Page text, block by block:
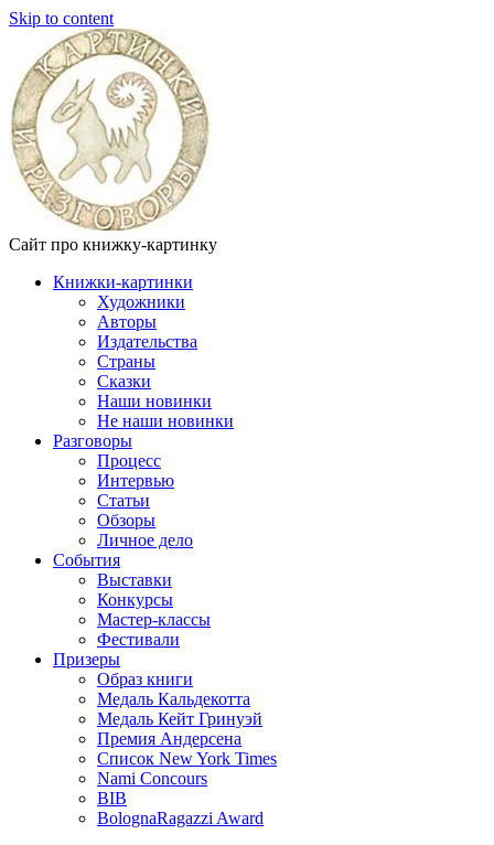
Skip to content
Сайт про книжку-картинку
Книжки-картинки
Художники
Авторы
Издательства
Страны
Сказки
Наши новинки
Не наши новинки
Разговоры
Процесс
Интервью
Статьи
Обзоры
Личное дело
События
Выставки
Конкурсы
Мастер-классы
Фестивали
Призеры
Образ книги
Медаль Кальдекотта
Медаль Кейт Гринуэй
Премия Андерсена
Список New York Times
Nami Concours
BIB
BolognaRagazzi Award